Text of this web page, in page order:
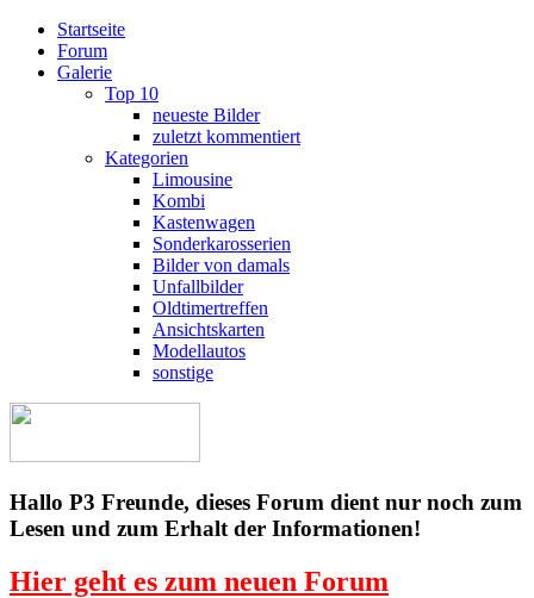
Startseite
Forum
Galerie
Top 10
neueste Bilder
zuletzt kommentiert
Kategorien
Limousine
Kombi
Kastenwagen
Sonderkarosserien
Bilder von damals
Unfallbilder
Oldtimertreffen
Ansichtskarten
Modellautos
sonstige
Hallo P3 Freunde, dieses Forum dient nur noch zum
Lesen und zum Erhalt der Informationen!
Hier geht es zum neuen Forum